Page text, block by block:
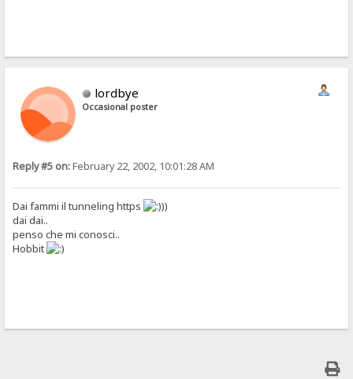
lordbye
Occasional poster
Reply #5 on:February 22, 2002, 10:01:28 AM
Dai fammi il tunneling https
))
dai dai..
penso che mi conosci..
Hobbit